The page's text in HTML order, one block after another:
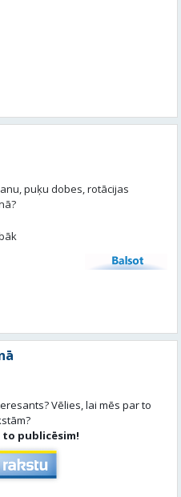
puķu dobes, rotācijas
Balsot
Vēlies, lai mēs par to
to publicēsim!